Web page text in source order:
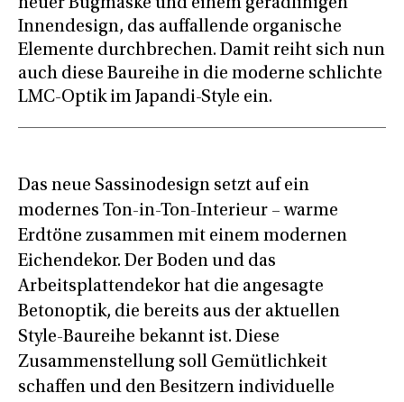
Innendesign, das auffallende organische
Elemente durchbrechen. Damit reiht sich nun
auch diese Baureihe in die moderne schlichte
LMC-Optik im Japandi-Style ein.
Das neue Sassinodesign setzt auf ein
modernes Ton-in-Ton-Interieur – warme
Erdtöne zusammen mit einem modernen
Eichendekor. Der Boden und das
Arbeitsplattendekor hat die angesagte
Betonoptik, die bereits aus der aktuellen
Style-Baureihe bekannt ist. Diese
Zusammenstellung soll Gemütlichkeit
schaffen und den Besitzern individuelle